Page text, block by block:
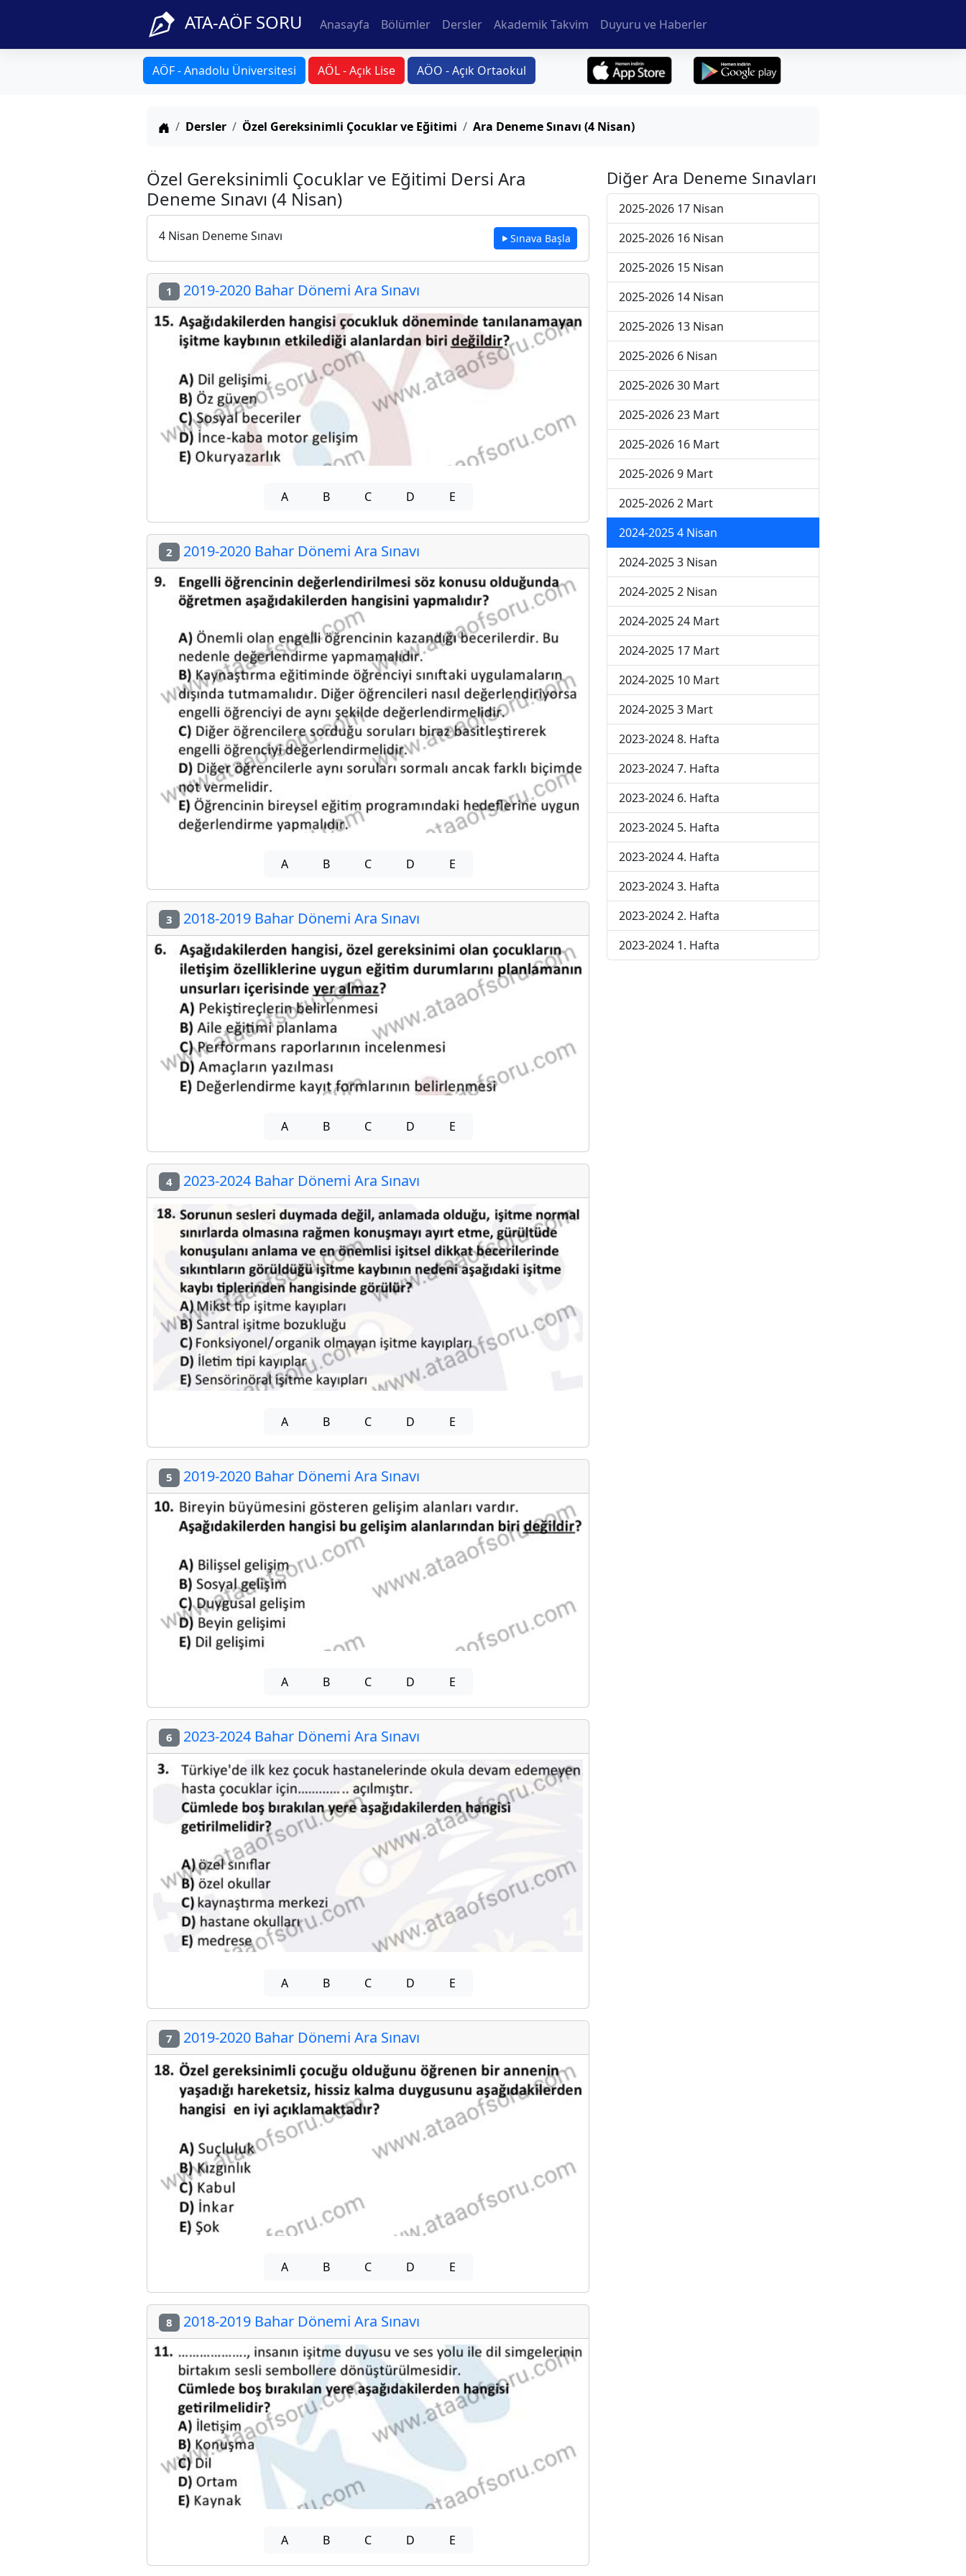
ATA-AÖF SORU Anasayfa Bölümler Dersler Akademik Takvim Duyuru ve Haberler
AÖF - Anadolu Üniversitesi AÖL - Açık Lise AÖO - Açık Ortaokul
Anasayfa
Dersler Özel Gereksinimli Çocuklar ve Eğitimi Ara Deneme Sınavı (4 Nisan)
Özel Gereksinimli Çocuklar ve Eğitimi Dersi Ara
Deneme Sınavı (4 Nisan)
4 Nisan Deneme Sınavı Sınava Başla
1 2019-2020 Bahar Dönemi Ara Sınavı
A B C D E
2 2019-2020 Bahar Dönemi Ara Sınavı
A B C D E
3 2018-2019 Bahar Dönemi Ara Sınavı
A B C D E
4 2023-2024 Bahar Dönemi Ara Sınavı
A B C D E
5 2019-2020 Bahar Dönemi Ara Sınavı
A B C D E
6 2023-2024 Bahar Dönemi Ara Sınavı
A B C D E
7 2019-2020 Bahar Dönemi Ara Sınavı
A B C D E
8 2018-2019 Bahar Dönemi Ara Sınavı
A B C D E
Diğer Ara Deneme Sınavları
2025-2026 17 Nisan
2025-2026 16 Nisan
2025-2026 15 Nisan
2025-2026 14 Nisan
2025-2026 13 Nisan
2025-2026 6 Nisan
2025-2026 30 Mart
2025-2026 23 Mart
2025-2026 16 Mart
2025-2026 9 Mart
2025-2026 2 Mart
2024-2025 4 Nisan
2024-2025 3 Nisan
2024-2025 2 Nisan
2024-2025 24 Mart
2024-2025 17 Mart
2024-2025 10 Mart
2024-2025 3 Mart
2023-2024 8. Hafta
2023-2024 7. Hafta
2023-2024 6. Hafta
2023-2024 5. Hafta
2023-2024 4. Hafta
2023-2024 3. Hafta
2023-2024 2. Hafta
2023-2024 1. Hafta